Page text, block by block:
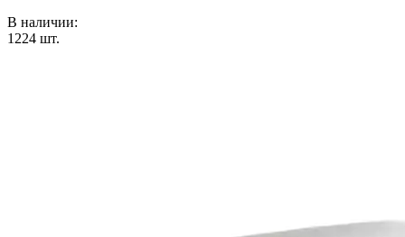
В наличии:
1224 шт.